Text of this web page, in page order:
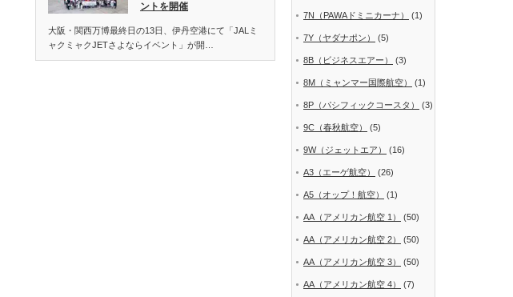
ントを開催
大阪・関西万博最終日の13日、伊丹空港にて「JALミ
ャクミャクJETさよならイベント」が開…
7N（PAWAドミニカーナ） (1)
7Y（ヤダナポン） (5)
8B（ビジネスエアー） (3)
8M（ミャンマー国際航空） (1)
8P（パシフィックコースタ） (3)
9C（春秋航空） (5)
9W（ジェットエア） (16)
A3（エーゲ航空） (26)
A5（オップ！航空） (1)
AA（アメリカン航空 1） (50)
AA（アメリカン航空 2） (50)
AA（アメリカン航空 3） (50)
AA（アメリカン航空 4） (7)